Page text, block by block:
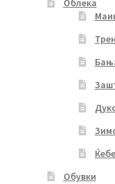
Облека
Обувки